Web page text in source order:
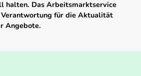
halten. Das Arbeitsmarktservice
Verantwortung für die Aktualität
Angebote.